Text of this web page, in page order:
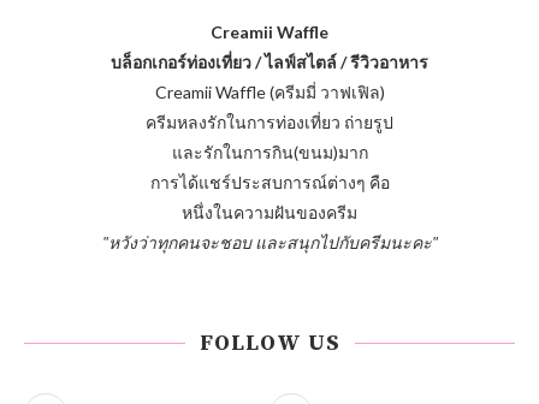
Creamii Waffle
บล็อกเกอร์ท่องเที่ยว / ไลฟ์สไตล์ / รีวิวอาหาร
Creamii Waffle (ครีมมี่ วาฟเฟิล)
ครีมหลงรักในการท่องเที่ยว ถ่ายรูป
และรักในการกิน(ขนม)มาก
การได้แชร์ประสบการณ์ต่างๆ คือ
หนึ่งในความฝันของครีม
"หวังว่าทุกคนจะชอบ และสนุกไปกับครีมนะคะ"
FOLLOW US